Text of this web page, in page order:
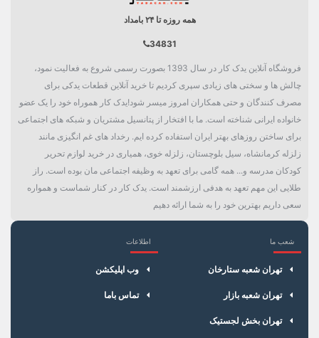
50 میلیمتر
بسته بندی جعبه تکی
همه روزه تا ۲۴ بامداد
34831
فروشگاه آنلاین یدک کار در سال 1393 بصورت رسمی شروع به فعالیت نمود،
چالش ها و سختی های زیادی سپری کردیم تا خرید آنلاین قطعات یدکی برای
مصرف کنندگان و حتی همکاران امروز میسر شود!یدک کار هموراه خود را یک عضو
خانواده ایرانی شناخته است. ما با افتخار از پتانسیل مشتریان و شبکه های اجتماعی
برای ساختن روزهای بهتر ایران استفاده کرده ایم. رخداد های غم انگیزی مانند
زلزله کرمانشاه، سیل بلوچستان، زلزله خوی، همیاری در خرید لوازم تحریر
کودکان مدرسه و... همه گامی برای تعهد به وظیفه اجتماعی مان بوده است. راز
طلایی این مهم تعهد به هدفی ارزشمند است. یدک کار در کنار شماست و همواره
سعی داریم بهترین خود را به شما ارائه دهیم
شعب ما
تهران شعبه ستارخان
تهران شعبه بازار
تهران بخش لجستیک
اطلاعات
وب اپلیکشن
تماس باما
×